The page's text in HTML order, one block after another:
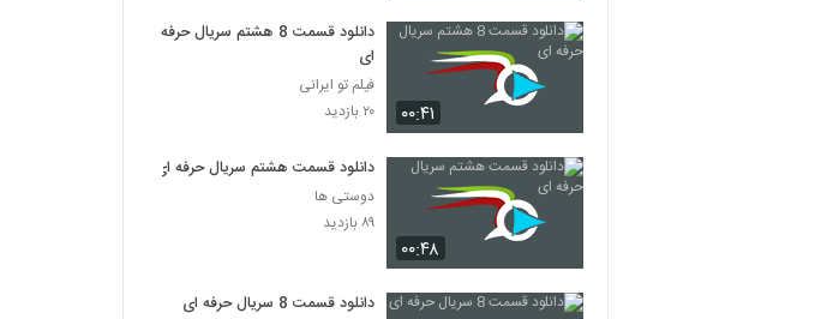
۰۰:۴۱
دانلود قسمت 8 هشتم سریال حرفه
ای
فیلم تو ایرانی
۲۰ بازدید
۰۰:۴۸
دانلود قسمت هشتم سریال حرفه ای
دوستی ها
۸۹ بازدید
دانلود قسمت 8 سریال حرفه ای